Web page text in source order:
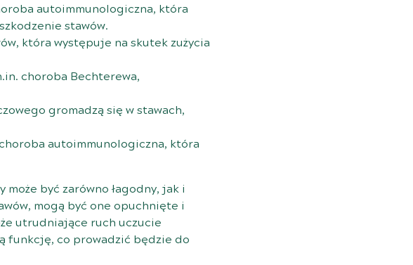
autoimmunologiczna, która
stawów.
która występuje na skutek zużycia
choroba Bechterewa,
gromadzą się w stawach,
autoimmunologiczna, która
być zarówno łagodny, jak i
mogą być one opuchnięte i
utrudniające ruch uczucie
funkcję, co prowadzić będzie do